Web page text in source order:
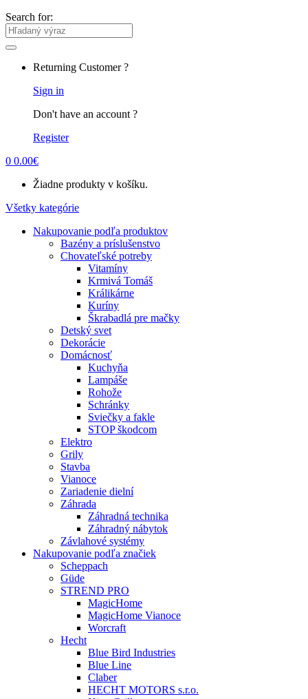
Search for:
Returning Customer ?
Sign in
Don't have an account ?
Register
0 0.00€
Žiadne produkty v košíku.
Všetky kategórie
Nakupovanie podľa produktov
Bazény a príslušenstvo
Chovateľské potreby
Vitamíny
Krmivá Tomáš
Králikárne
Kuríny
Škrabadlá pre mačky
Detský svet
Dekorácie
Domácnosť
Kuchyňa
Lampáše
Rohože
Schránky
Sviečky a fakle
STOP škodcom
Elektro
Grily
Stavba
Vianoce
Zariadenie dielní
Záhrada
Záhradná technika
Záhradný nábytok
Závlahové systémy
Nakupovanie podľa značiek
Scheppach
Güde
STREND PRO
MagicHome
MagicHome Vianoce
Worcraft
Hecht
Blue Bird Industries
Blue Line
Claber
HECHT MOTORS s.r.o.